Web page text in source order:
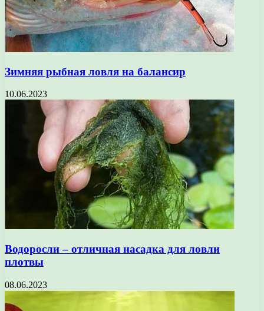
Зимняя рыбная ловля на балансир
10.06.2023
Водоросли – отличная насадка для ловли
плотвы
08.06.2023